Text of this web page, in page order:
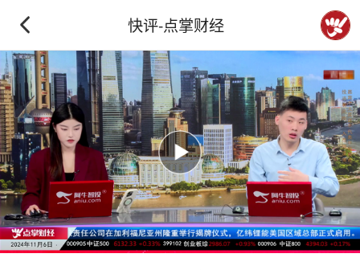
快评-点掌财经